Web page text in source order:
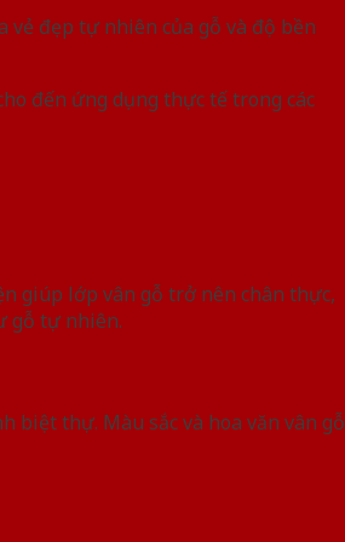
vẻ đẹp tự nhiên của gỗ và độ bền
đến ứng dụng thực tế trong các
giúp lớp vân gỗ trở nên chân thực,
gỗ tự nhiên.
biệt thự. Màu sắc và hoa văn vân gỗ